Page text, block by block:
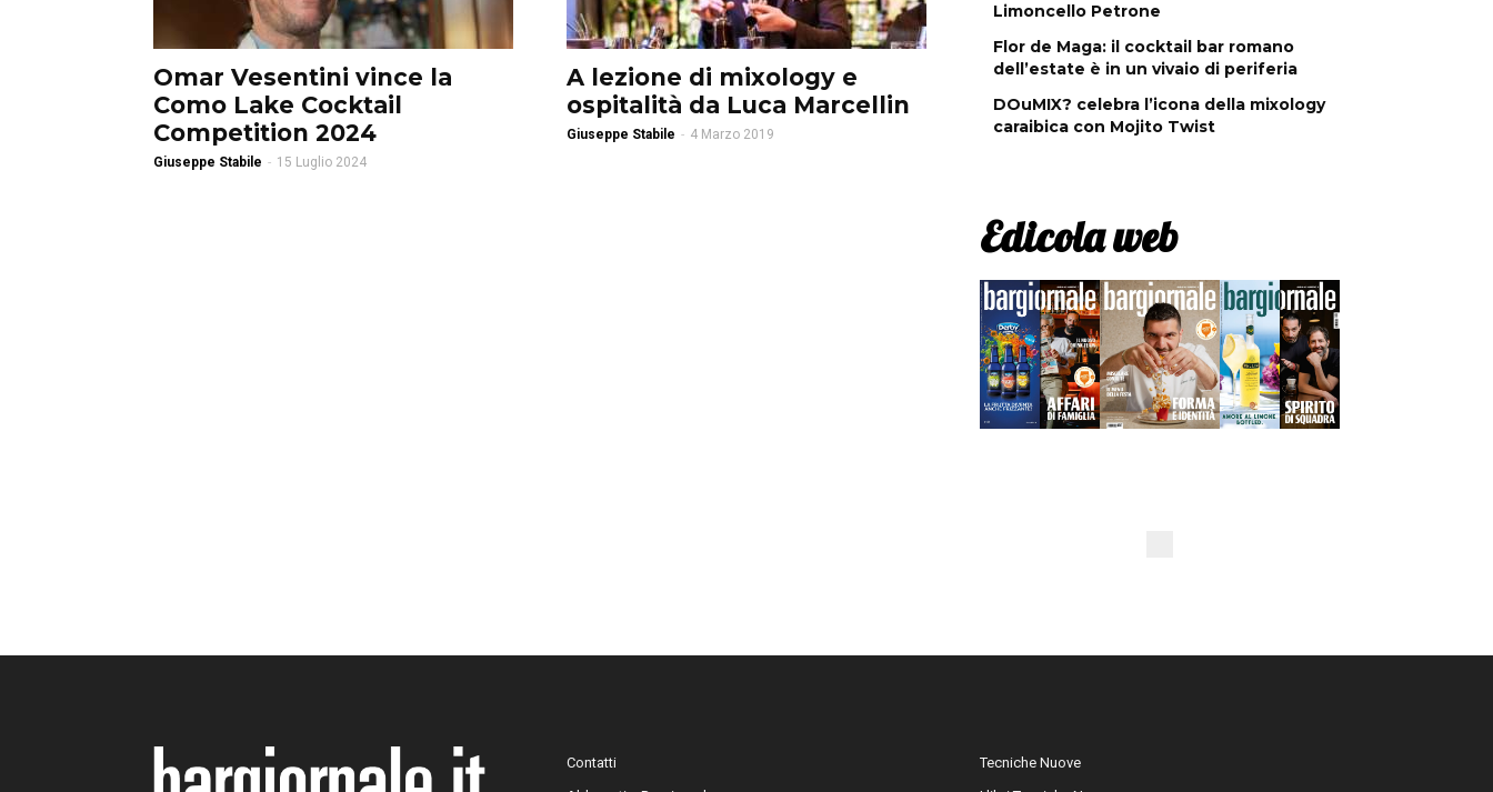
Omar Vesentini vince la
Como Lake Cocktail
Competition 2024
Giuseppe Stabile - 15 Luglio 2024
A lezione di mixology e
ospitalità da Luca Marcellin
Giuseppe Stabile - 4 Marzo 2019
Limoncello Petrone
Flor de Maga: il cocktail bar romano
dell’estate è in un vivaio di periferia
DOuMIX? celebra l’icona della mixology
caraibica con Mojito Twist
Edicola web
Contatti
Tecniche Nuove